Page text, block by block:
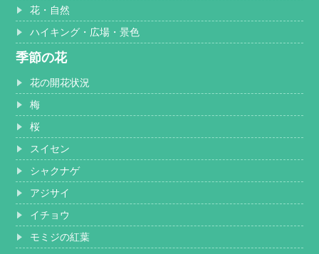
花・自然
ハイキング・広場・景色
季節の花
花の開花状況
梅
桜
スイセン
シャクナゲ
アジサイ
イチョウ
モミジの紅葉